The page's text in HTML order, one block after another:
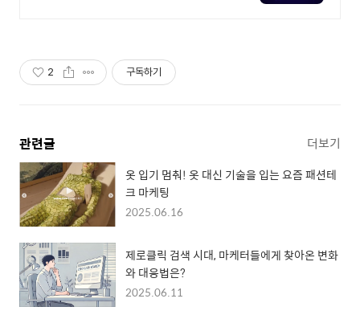
2 구독하기
관련글 더보기
옷 입기 멈춰! 옷 대신 기술을 입는 요즘 패션테
크 마케팅
2025.06.16
제로클릭 검색 시대, 마케터들에게 찾아온 변화
와 대응법은?
2025.06.11